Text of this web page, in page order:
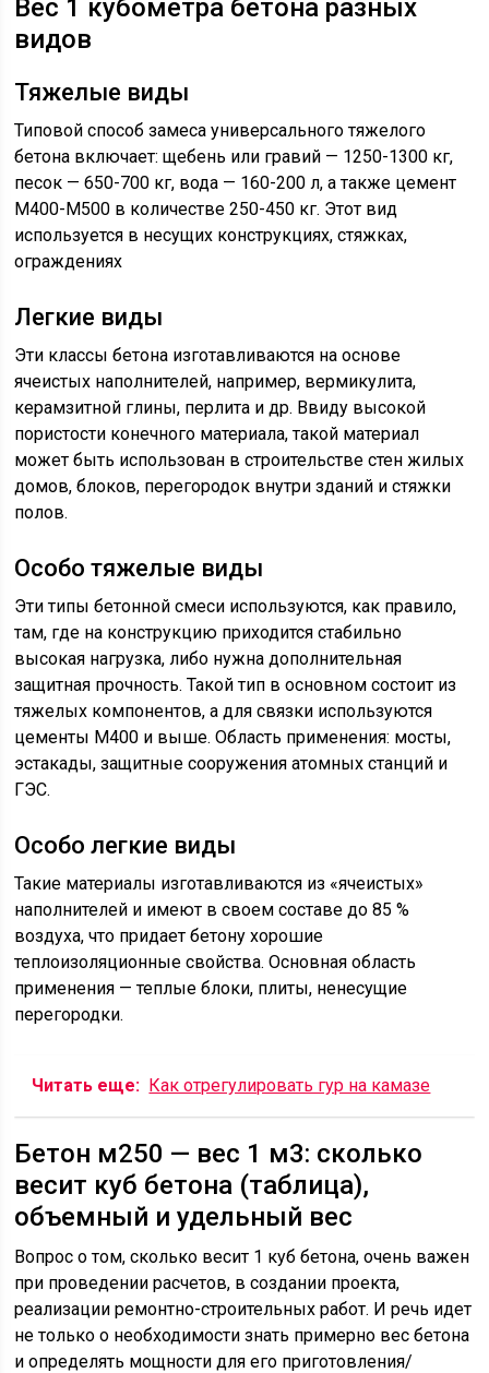
Вес 1 кубометра бетона разных
видов
Тяжелые виды
Типовой способ замеса универсального тяжелого
бетона включает: щебень или гравий — 1250-1300 кг,
песок — 650-700 кг, вода — 160-200 л, а также цемент
М400-М500 в количестве 250-450 кг. Этот вид
используется в несущих конструкциях, стяжках,
ограждениях
Легкие виды
Эти классы бетона изготавливаются на основе
ячеистых наполнителей, например, вермикулита,
керамзитной глины, перлита и др. Ввиду высокой
пористости конечного материала, такой материал
может быть использован в строительстве стен жилых
домов, блоков, перегородок внутри зданий и стяжки
полов.
Особо тяжелые виды
Эти типы бетонной смеси используются, как правило,
там, где на конструкцию приходится стабильно
высокая нагрузка, либо нужна дополнительная
защитная прочность. Такой тип в основном состоит из
тяжелых компонентов, а для связки используются
цементы М400 и выше. Область применения: мосты,
эстакады, защитные сооружения атомных станций и
ГЭС.
Особо легкие виды
Такие материалы изготавливаются из «ячеистых»
наполнителей и имеют в своем составе до 85 %
воздуха, что придает бетону хорошие
теплоизоляционные свойства. Основная область
применения — теплые блоки, плиты, ненесущие
перегородки.
Читать еще: Как отрегулировать гур на камазе
Бетон м250 — вес 1 м3: сколько
весит куб бетона (таблица),
объемный и удельный вес
Вопрос о том, сколько весит 1 куб бетона, очень важен
при проведении расчетов, в создании проекта,
реализации ремонтно-строительных работ. И речь идет
не только о необходимости знать примерно вес бетона
и определять мощности для его приготовления/